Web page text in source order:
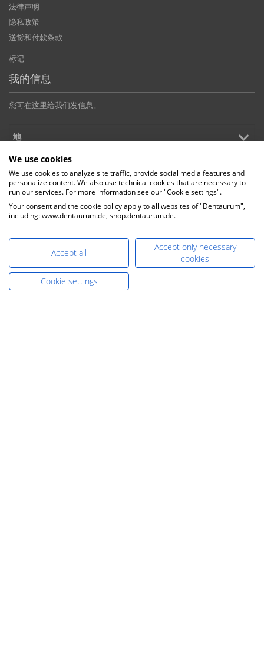
法律声明
隐私政策
送货和付款条款
标记
我的信息
您可在这里给我们发信息。
联系我们
We use cookies
We use cookies to analyze site traffic, provide social media features and
personalize content. We also use technical cookies that are necessary to
run our services. For more information see our "Cookie settings".
Your consent and the cookie policy apply to all websites of "Dentaurum",
including: www.dentaurum.de, shop.dentaurum.de.
Accept all
Accept only necessary
cookies
Cookie settings